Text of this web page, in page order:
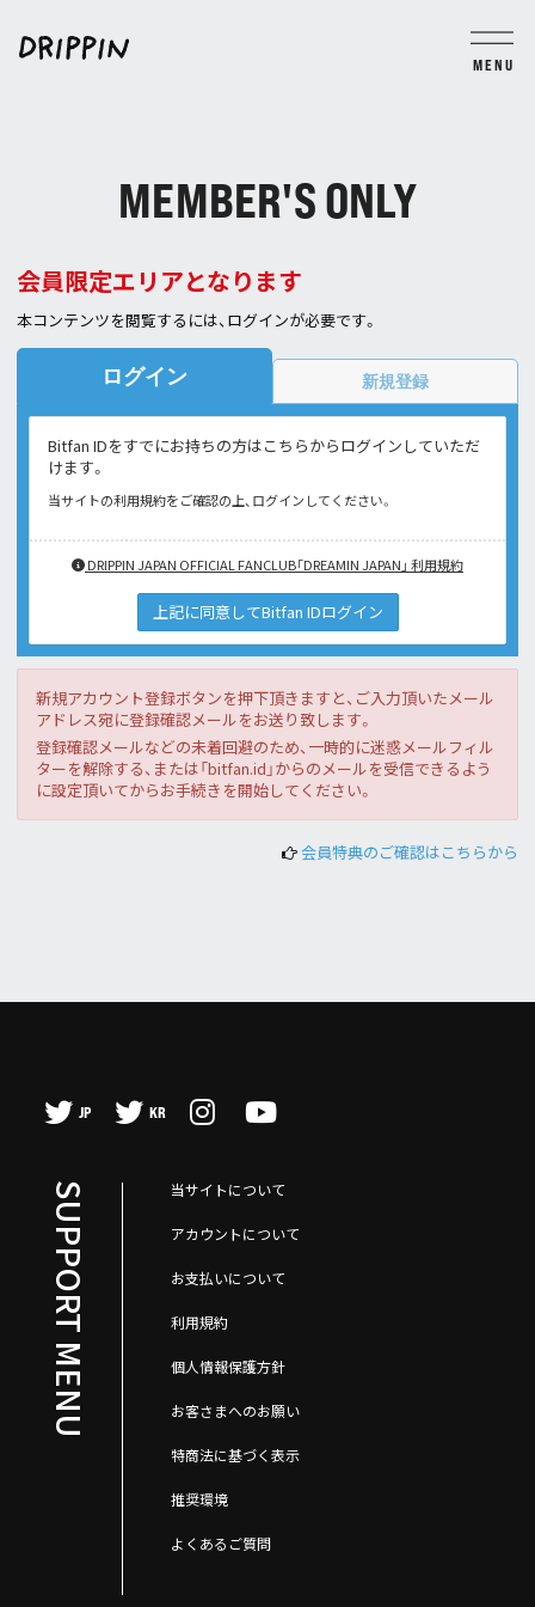
MENU
MEMBER'S ONLY
会員限定エリアとなります
本コンテンツを閲覧するには、ログインが必要です。
ログイン 新規登録
Bitfan IDをすでにお持ちの方はこちらからログインしていただ
けます。
当サイトの利用規約をご確認の上、ログインしてください。
DRIPPIN JAPAN OFFICIAL FANCLUB「DREAMIN JAPAN」 利用規約
上記に同意してBitfan IDログイン
新規アカウント登録ボタンを押下頂きますと、ご入力頂いたメール
アドレス宛に登録確認メールをお送り致します。
登録確認メールなどの未着回避のため、一時的に迷惑メールフィル
ターを解除する、または「bitfan.id」からのメールを受信できるよう
に設定頂いてからお手続きを開始してください。
会員特典のご確認はこちらから
JP KR
SUPPORT MENU 当サイトについて
アカウントについて
お支払いについて
利用規約
個人情報保護方針
お客さまへのお願い
特商法に基づく表示
推奨環境
よくあるご質問